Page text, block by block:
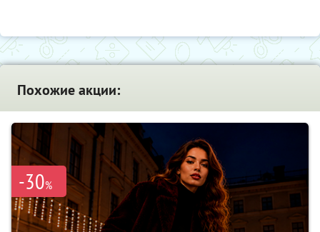
Похожие акции:
-30%